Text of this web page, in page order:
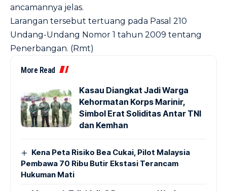
ancamannya jelas.
Larangan tersebut tertuang pada Pasal 210
Undang-Undang Nomor 1 tahun 2009 tentang
Penerbangan. (Rmt)
More Read
Kasau Diangkat Jadi Warga
Kehormatan Korps Marinir,
Simbol Erat Soliditas Antar TNI
dan Kemhan
Kena Peta Risiko Bea Cukai, Pilot Malaysia
Pembawa 70 Ribu Butir Ekstasi Terancam
Hukuman Mati